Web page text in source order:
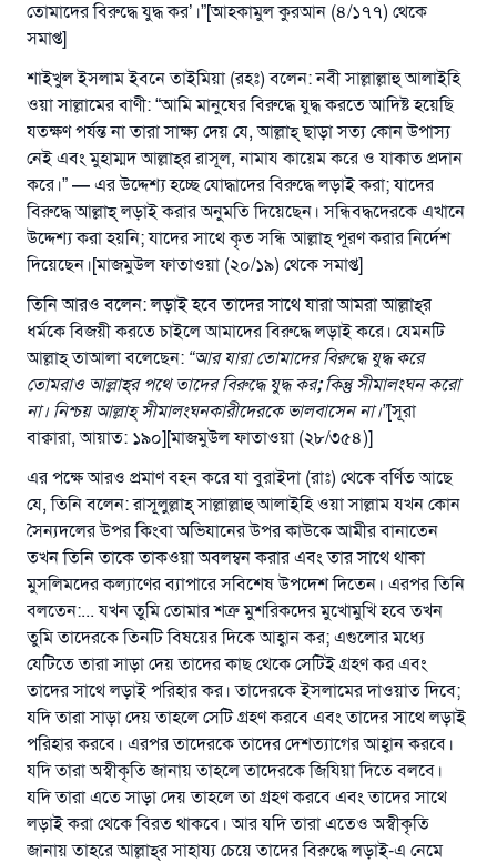
তোমাদের বিরুদ্ধে যুদ্ধ কর’।”[আহকামুল কুরআন (৪/১৭৭) থেকে
সমাপ্ত]
শাইখুল ইসলাম ইবনে তাইমিয়া (রহঃ) বলেন: নবী সাল্লাল্লাহু আলাইহি
ওয়া সাল্লামের বাণী: “আমি মানুষের বিরুদ্ধে যুদ্ধ করতে আদিষ্ট হয়েছি
যতক্ষণ পর্যন্ত না তারা সাক্ষ্য দেয় যে, আল্লাহ্‌ ছাড়া সত্য কোন উপাস্য
নেই এবং মুহাম্মদ আল্লাহ্‌র রাসূল, নামায কায়েম করে ও যাকাত প্রদান
করে।” — এর উদ্দেশ্য হচ্ছে যোদ্ধাদের বিরুদ্ধে লড়াই করা; যাদের
বিরুদ্ধে আল্লাহ্‌ লড়াই করার অনুমতি দিয়েছেন। সন্ধিবদ্ধদেরকে এখানে
উদ্দেশ্য করা হয়নি; যাদের সাথে কৃত সন্ধি আল্লাহ্‌ পূরণ করার নির্দেশ
দিয়েছেন।[মাজমুউল ফাতাওয়া (২০/১৯) থেকে সমাপ্ত]
তিনি আরও বলেন: লড়াই হবে তাদের সাথে যারা আমরা আল্লাহ্‌র
ধর্মকে বিজয়ী করতে চাইলে আমাদের বিরুদ্ধে লড়াই করে। যেমনটি
আল্লাহ্‌ তাআলা বলেছেন: “আর যারা তোমাদের বিরুদ্ধে যুদ্ধ করে
তোমরাও আল্লাহ্‌র পথে তাদের বিরুদ্ধে যুদ্ধ কর;কিন্তু সীমালংঘন করো
না। নিশ্চয় আল্লাহ্‌ সীমালংঘনকারীদেরকে ভালবাসেন না।”[সূরা
বাক্বারা, আয়াত: ১৯০][মাজমুউল ফাতাওয়া (২৮/৩৫৪)]
এর পক্ষে আরও প্রমাণ বহন করে যা বুরাইদা (রাঃ) থেকে বর্ণিত আছে
যে, তিনি বলেন: রাসূলুল্লাহ্‌ সাল্লাল্লাহু আলাইহি ওয়া সাল্লাম যখন কোন
সৈন্যদলের উপর কিংবা অভিযানের উপর কাউকে আমীর বানাতেন
তখন তিনি তাকে তাকওয়া অবলম্বন করার এবং তার সাথে থাকা
মুসলিমদের কল্যাণের ব্যাপারে সবিশেষ উপদেশ দিতেন। এরপর তিনি
বলতেন:... যখন তুমি তোমার শত্রু মুশরিকদের মুখোমুখি হবে তখন
তুমি তাদেরকে তিনটি বিষয়ের দিকে আহ্বান কর; এগুলোর মধ্যে
যেটিতে তারা সাড়া দেয় তাদের কাছ থেকে সেটিই গ্রহণ কর এবং
তাদের সাথে লড়াই পরিহার কর। তাদেরকে ইসলামের দাওয়াত দিবে;
যদি তারা সাড়া দেয় তাহলে সেটি গ্রহণ করবে এবং তাদের সাথে লড়াই
পরিহার করবে। এরপর তাদেরকে তাদের দেশত্যাগের আহ্বান করবে।
যদি তারা অস্বীকৃতি জানায় তাহলে তাদেরকে জিযিয়া দিতে বলবে।
যদি তারা এতে সাড়া দেয় তাহলে তা গ্রহণ করবে এবং তাদের সাথে
লড়াই করা থেকে বিরত থাকবে। আর যদি তারা এতেও অস্বীকৃতি
জানায় তাহরে আল্লাহ্‌র সাহায্য চেয়ে তাদের বিরুদ্ধে লড়াই-এ নেমে
উত্তর নম্বর ১১০৮৪৫ একটি বিবাহ রক্ষা
করেছিল।
উম্মাহকে উত্তর দিতে আমাদেরকে সহযোগিতা করুন
রাসূল সাল্লাল্লাহু আলাইহি ওয়া সাল্লাম বলেছেন
যে ব্যক্তি সৎ কর্মের পথ দেখাবে সে সৎকর্মকারীর সমান
সওয়াব পাবে
(সহিহ মুসলিম; ১৮৯৩)
এখনই শরীক হোন